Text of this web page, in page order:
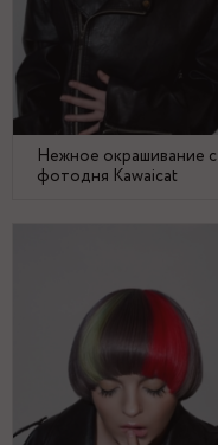
Нежное окрашивание с
фотодня Kawaicat